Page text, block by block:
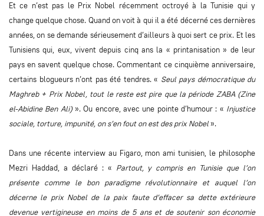
Et ce n’est pas le Prix Nobel récemment octroyé à la Tunisie qui y
change quelque chose. Quand on voit à qui il a été décerné ces dernières
années, on se demande sérieusement d’ailleurs à quoi sert ce prix. Et les
Tunisiens qui, eux, vivent depuis cinq ans la « printanisation » de leur
pays en savent quelque chose. Commentant ce cinquième anniversaire,
certains blogueurs n’ont pas été tendres. « Seul pays démocratique du
Maghreb + Prix Nobel, tout le reste est pire que la période ZABA (Zine
el-Abidine Ben Ali)». Ou encore, avec une pointe d’humour : « Injustice
sociale, torture, impunité, on s’en fout on est des prix Nobel».
Dans une récente interview au Figaro, mon ami tunisien, le philosophe
Mezri Haddad, a déclaré : « Partout, y compris en Tunisie que l’on
présente comme le bon paradigme révolutionnaire et auquel l’on
décerne le prix Nobel de la paix faute d’effacer sa dette extérieure
devenue vertigineuse en moins de 5 ans et de soutenir son économie